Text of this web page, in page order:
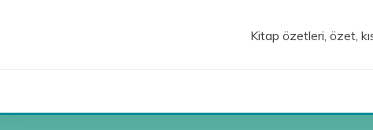
Kitap özetleri, özet,